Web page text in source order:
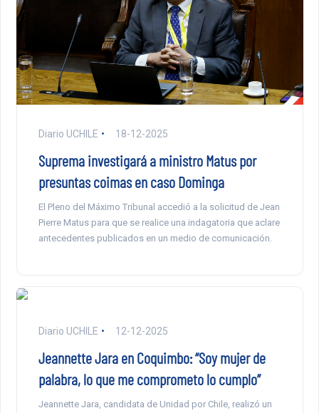
Diario UCHILE 18-12-2025
Suprema investigará a ministro Matus por
presuntas coimas en caso Dominga
El Pleno del Máximo Tribunal accedió a la solicitud de Jean
Pierre Matus para que se realice una indagatoria que aclare
antecedentes publicados en un medio de comunicación.
Diario UCHILE 12-12-2025
Jeannette Jara en Coquimbo: “Soy mujer de
palabra, lo que me comprometo lo cumplo”
Jeannette Jara, candidata de Unidad por Chile, realizó un